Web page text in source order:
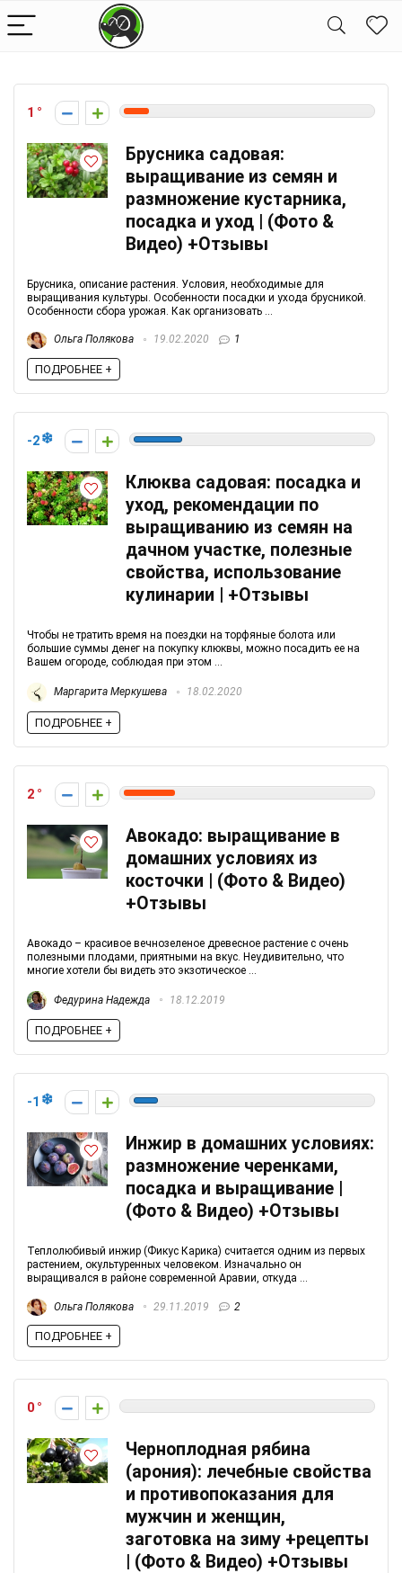
1
Брусника садовая:
выращивание из семян и
размножение кустарника,
посадка и уход | (Фото &
Видео) +Отзывы
Брусника, описание растения. Условия, необходимые для
выращивания культуры. Особенности посадки и ухода брусникой.
Особенности сбора урожая. Как организовать ...
Ольга Полякова 19.02.2020 1
ПОДРОБНЕЕ +
-2
Клюква садовая: посадка и
уход, рекомендации по
выращиванию из семян на
дачном участке, полезные
свойства, использование
кулинарии | +Отзывы
Чтобы не тратить время на поездки на торфяные болота или
большие суммы денег на покупку клюквы, можно посадить ее на
Вашем огороде, соблюдая при этом ...
Маргарита Меркушева 18.02.2020
ПОДРОБНЕЕ +
2
Авокадо: выращивание в
домашних условиях из
косточки | (Фото & Видео)
+Отзывы
Авокадо – красивое вечнозеленое древесное растение с очень
полезными плодами, приятными на вкус. Неудивительно, что
многие хотели бы видеть это экзотическое ...
Федурина Надежда 18.12.2019
ПОДРОБНЕЕ +
-1
Инжир в домашних условиях:
размножение черенками,
посадка и выращивание |
(Фото & Видео) +Отзывы
Теплолюбивый инжир (Фикус Карика) считается одним из первых
растением, окультуренных человеком. Изначально он
выращивался в районе современной Аравии, откуда ...
Ольга Полякова 29.11.2019 2
ПОДРОБНЕЕ +
0
Черноплодная рябина
(арония): лечебные свойства
и противопоказания для
мужчин и женщин,
заготовка на зиму +рецепты
| (Фото & Видео) +Отзывы